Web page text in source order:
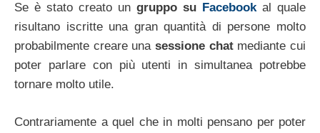
Se è stato creato un gruppo su Facebookal quale
risultano iscritte una gran quantità di persone molto
probabilmente creare una sessione chatmediante cui
poter parlare con più utenti in simultanea potrebbe
tornare molto utile.
Contrariamente a quel che in molti pensano per poter